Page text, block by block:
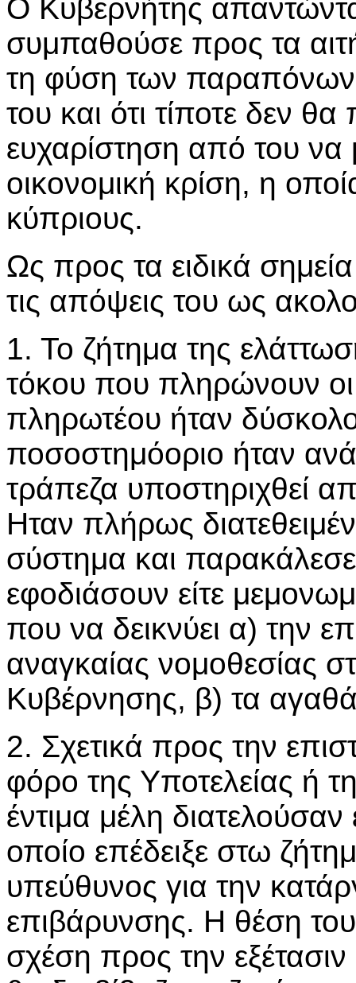
Ο Κυβερνήτης
συμπαθούσε προς τα
τη φύση των
του και ότι τίποτε δεν
ευχαρίστηση από του να
οικονομική κρίση, η
κύπριους.
Ως προς τα ειδικά
τις απόψεις του ως
1. Το ζήτημα της
τόκου που πληρώνουν οι
πληρωτέου ήταν
ποσοστημόοριο ήταν
τράπεζα υποστηριχθεί
Ηταν πλήρως
σύστημα και
εφοδιάσουν είτε
που να δεικνύει α) την
αναγκαίας νομοθεσίας
Κυβέρνησης, β) τα
2. Σχετικά προς την
φόρο της Υποτελείας ή
έντιμα μέλη
οποίο επέδειξε στω
υπεύθυνος για την
επιβάρυνσης. Η θέση
σχέση προς την